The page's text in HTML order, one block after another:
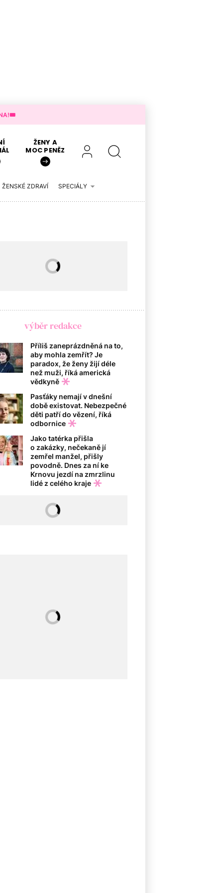
ŽENY A
MOC PENĚZ
ŽENSKÉ ZDRAVÍ SPECIÁLY
výběr redakce
Příliš zaneprázdněná na to,
aby mohla zemřít? Je
paradox, že ženy žijí déle
než muži, říká americká
vědkyně
Pasťáky nemají v dnešní
době existovat. Nebezpečné
děti patří do vězení, říká
odbornice
Jako tatérka přišla
o zakázky, nečekaně jí
zemřel manžel, přišly
povodně. Dnes za ní ke
Krnovu jezdí na zmrzlinu
lidé z celého kraje